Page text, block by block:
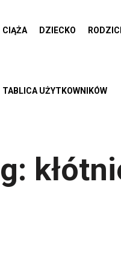
CIĄŻA DZIECKO
TABLICA UŻYTKOWNIKÓW